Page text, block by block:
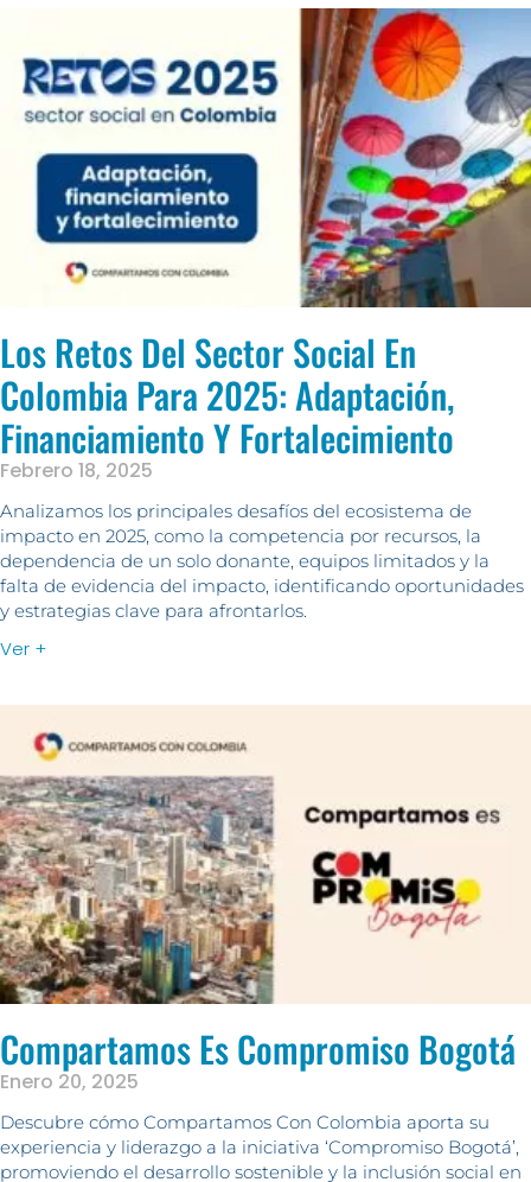
Los Retos Del Sector Social En
Colombia Para 2025: Adaptación,
Financiamiento Y Fortalecimiento
Febrero 18, 2025
Analizamos los principales desafíos del ecosistema de
impacto en 2025, como la competencia por recursos, la
dependencia de un solo donante, equipos limitados y la
falta de evidencia del impacto, identificando oportunidades
y estrategias clave para afrontarlos.
Ver +
Compartamos Es Compromiso Bogotá
Enero 20, 2025
Descubre cómo Compartamos Con Colombia aporta su
experiencia y liderazgo a la iniciativa ‘Compromiso Bogotá’,
promoviendo el desarrollo sostenible y la inclusión social en